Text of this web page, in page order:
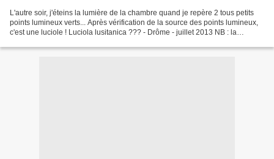
L'autre soir, j'éteins la lumière de la chambre quand je repère 2 tous petits
points lumineux verts... Après vérification de la source des points lumineux,
c'est une luciole ! Luciola lusitanica ??? - Drôme - juillet 2013 NB : la